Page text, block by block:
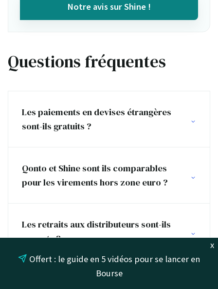
Notre avis sur Shine !
Questions fréquentes
Les paiements en devises étrangères
sont-ils gratuits ?
Qonto et Shine sont ils comparables
pour les virements hors zone euro ?
Les retraits aux distributeurs sont-ils
payants ?
Le compte pro Blank est-il comparable
x
Offert : le guide en 5 vidéos pour se lancer en
Bourse